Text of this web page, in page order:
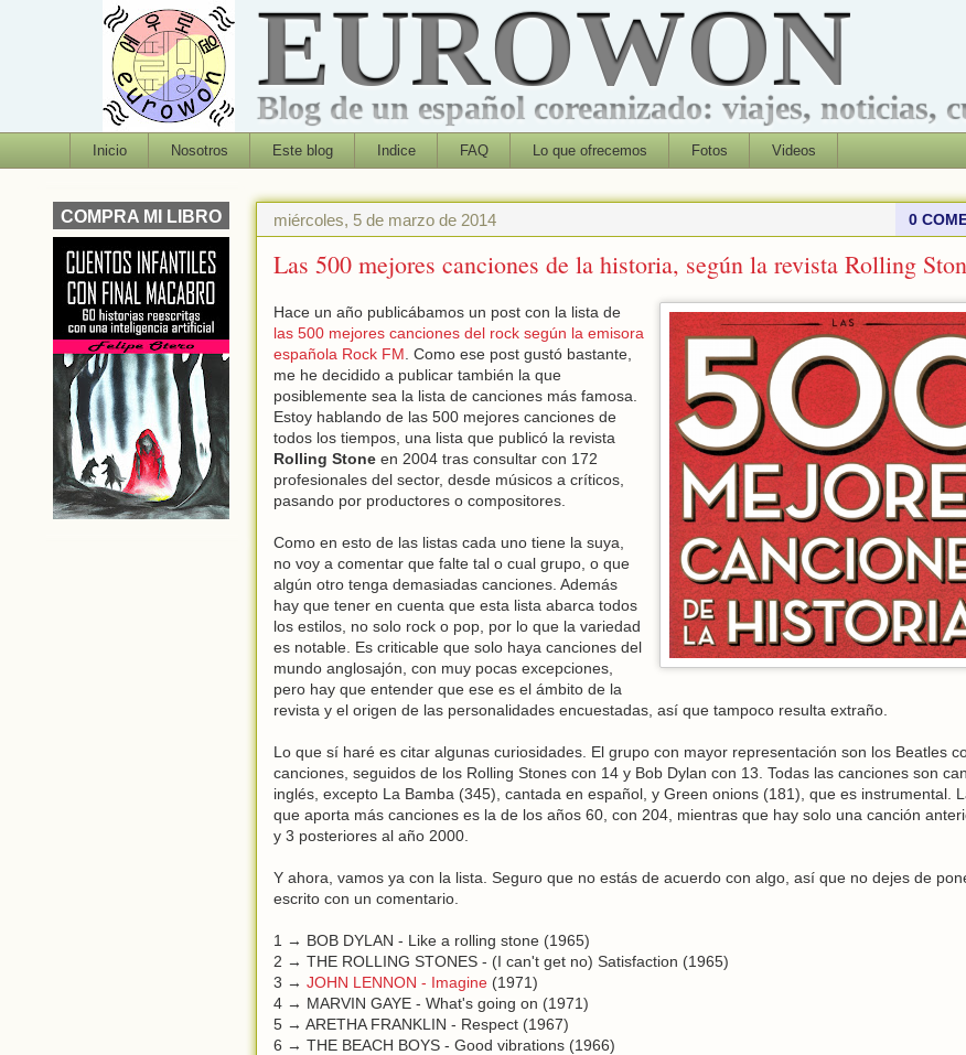
EUROWON
Blog de un español coreanizado: viajes, noticias,
Inicio Nosotros Este blog Indice FAQ Lo que ofrecemos Fotos Videos
miércoles, 5 de marzo de 2014 0
Las 500 mejores canciones de la historia, según la revista Rolling
Hace un año publicábamos un post con la lista de
las 500 mejores canciones del rock según la emisora
española Rock FM . Como ese post gustó bastante,
me he decidido a publicar también la que
posiblemente sea la lista de canciones más famosa.
Estoy hablando de las 500 mejores canciones de
todos los tiempos, una lista que publicó la revista
Rolling Stone en 2004 tras consultar con 172
profesionales del sector, desde músicos a críticos,
pasando por productores o compositores.
Como en esto de las listas cada uno tiene la suya,
no voy a comentar que falte tal o cual grupo, o que
algún otro tenga demasiadas canciones. Además
hay que tener en cuenta que esta lista abarca todos
los estilos, no solo rock o pop, por lo que la variedad
es notable. Es criticable que solo haya canciones del
mundo anglosajón, con muy pocas excepciones,
pero hay que entender que ese es el ámbito de la
revista y el origen de las personalidades encuestadas, así que tampoco resulta extraño.
Lo que sí haré es citar algunas curiosidades. El grupo con mayor representación son los Beatles
canciones, seguidos de los Rolling Stones con 14 y Bob Dylan con 13. Todas las canciones son
inglés, excepto La Bamba (345), cantada en español, y Green onions (181), que es instrumental.
que aporta más canciones es la de los años 60, con 204, mientras que hay solo una canción
y 3 posteriores al año 2000.
Y ahora, vamos ya con la lista. Seguro que no estás de acuerdo con algo, así que no dejes de
escrito con un comentario.
1 → BOB DYLAN - Like a rolling stone (1965)
2 → THE ROLLING STONES - (I can't get no) Satisfaction (1965)
3 → JOHN LENNON - Imagine (1971)
4 → MARVIN GAYE - What's going on (1971)
5 → ARETHA FRANKLIN - Respect (1967)
6 → THE BEACH BOYS - Good vibrations (1966)
COMPRA MI LIBRO